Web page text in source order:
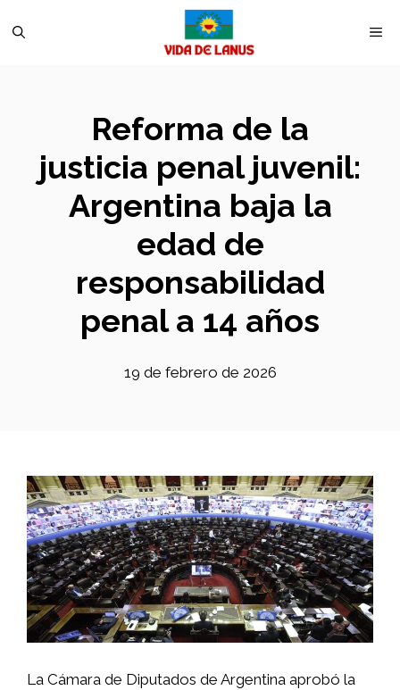
Reforma de la
justicia penal juvenil:
Argentina baja la
edad de
responsabilidad
penal a 14 años
19 de febrero de 2026
La Cámara de Diputados de Argentina aprobó la